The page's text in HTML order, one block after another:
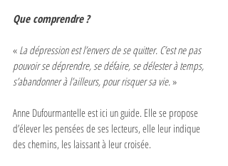
Que comprendre ?
« La dépression est l’envers de se quitter. C’est ne pas
pouvoir se déprendre, se défaire, se délester à temps,
s’abandonner à l’ailleurs, pour risquer sa vie. »
Anne Dufourmantelle est ici un guide. Elle se propose
d’élever les pensées de ses lecteurs, elle leur indique
des chemins, les laissant à leur croisée.